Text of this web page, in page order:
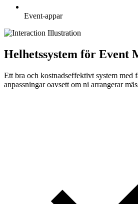
Event-appar
Helhetssystem för Event
Ett bra och kostnadseffektivt system med
anpassningar oavsett om ni arrangerar